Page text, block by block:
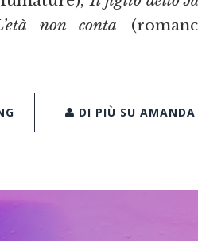
non conta
DI PIÙ SU